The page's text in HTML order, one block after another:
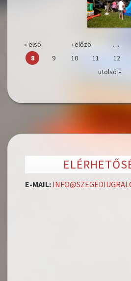
Oldalak
« első ‹ előző …
8
9 10 11 12
utolsó »
E-MAIL: